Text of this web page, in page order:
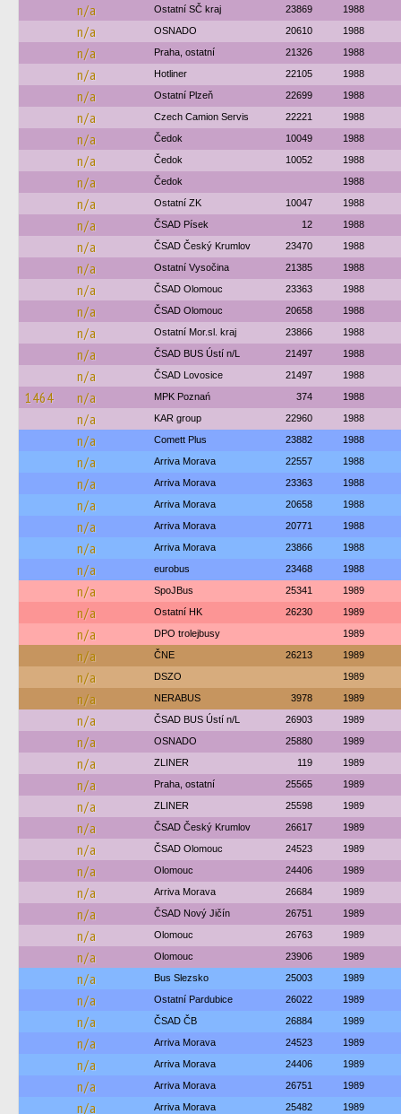
n/a Ostatní SČ kraj 23869 1988
n/a OSNADO 20610 1988
n/a Praha, ostatní 21326 1988
n/a Hotliner 22105 1988
n/a Ostatní Plzeň 22699 1988
n/a Czech Camion Servis 22221 1988
n/a Čedok 10049 1988
n/a Čedok 10052 1988
n/a Čedok 1988
n/a Ostatní ZK 10047 1988
n/a ČSAD Písek 12 1988
n/a ČSAD Český Krumlov 23470 1988
n/a Ostatní Vysočina 21385 1988
n/a ČSAD Olomouc 23363 1988
n/a ČSAD Olomouc 20658 1988
n/a Ostatní Mor.sl. kraj 23866 1988
n/a ČSAD BUS Ústí n/L 21497 1988
n/a ČSAD Lovosice 21497 1988
1464 n/a MPK Poznań 374 1988
n/a KAR group 22960 1988
n/a Comett Plus 23882 1988
n/a Arriva Morava 22557 1988
n/a Arriva Morava 23363 1988
n/a Arriva Morava 20658 1988
n/a Arriva Morava 20771 1988
n/a Arriva Morava 23866 1988
n/a eurobus 23468 1988
n/a SpoJBus 25341 1989
n/a Ostatní HK 26230 1989
n/a DPO trolejbusy 1989
n/a ČNE 26213 1989
n/a DSZO 1989
n/a NERABUS 3978 1989
n/a ČSAD BUS Ústí n/L 26903 1989
n/a OSNADO 25880 1989
n/a ZLINER 119 1989
n/a Praha, ostatní 25565 1989
n/a ZLINER 25598 1989
n/a ČSAD Český Krumlov 26617 1989
n/a ČSAD Olomouc 24523 1989
n/a Olomouc 24406 1989
n/a Arriva Morava 26684 1989
n/a ČSAD Nový Jičín 26751 1989
n/a Olomouc 26763 1989
n/a Olomouc 23906 1989
n/a Bus Slezsko 25003 1989
n/a Ostatní Pardubice 26022 1989
n/a ČSAD ČB 26884 1989
n/a Arriva Morava 24523 1989
n/a Arriva Morava 24406 1989
n/a Arriva Morava 26751 1989
n/a Arriva Morava 25482 1989